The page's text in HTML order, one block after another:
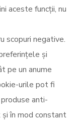
aceste funcții, nu
scopuri negative.
și
pe un anume
urile pot fi
anti-
în mod constant